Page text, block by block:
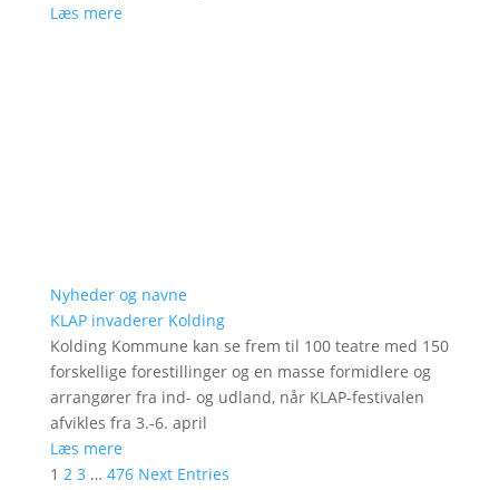
Læs mere
Nyheder og navne
KLAP invaderer Kolding
Kolding Kommune kan se frem til 100 teatre med 150
forskellige forestillinger og en masse formidlere og
arrangører fra ind- og udland, når KLAP-festivalen
afvikles fra 3.-6. april
Læs mere
1 2 3 … 476 Next Entries